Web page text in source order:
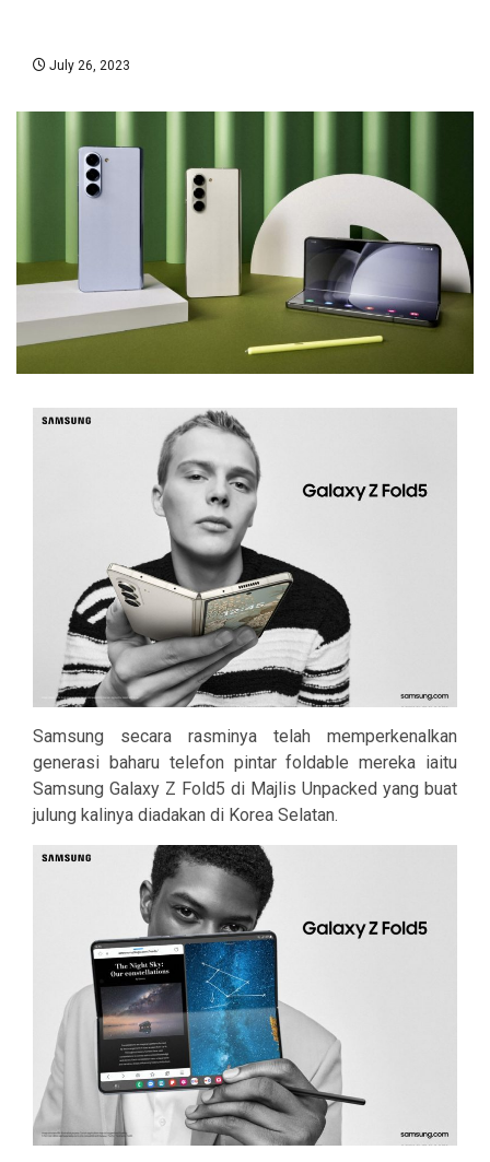
July 26, 2023
Samsung secara rasminya telah memperkenalkan
generasi baharu telefon pintar foldable mereka iaitu
Samsung Galaxy Z Fold5 di Majlis Unpacked yang buat
julung kalinya diadakan di Korea Selatan.